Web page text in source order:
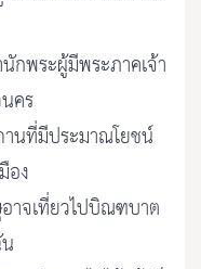
พระผู้มีพระภาคเจ้า
คร
นที่มีประมาณโยชน์
อง
าจเที่ยวไปบิณฑบาต